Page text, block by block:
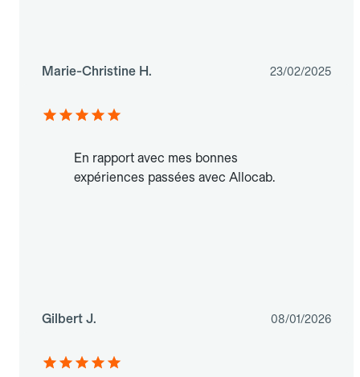
Marie-Christine H. 23/02/2025
En rapport avec mes bonnes
expériences passées avec Allocab.
Gilbert J. 08/01/2026